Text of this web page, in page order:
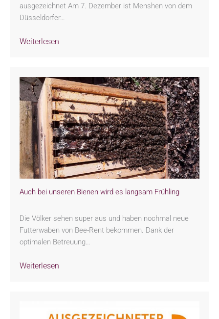
ausgezeichnet Am 7. Dezember ist Menshen von dem
Düsseldorfer…
Weiterlesen
Auch bei unseren Bienen wird es langsam Frühling
Die Völker sehen super aus und haben nochmal neue
Futterwaben von Bee-Rent bekommen. Dank der
optimalen Betreuung…
Weiterlesen